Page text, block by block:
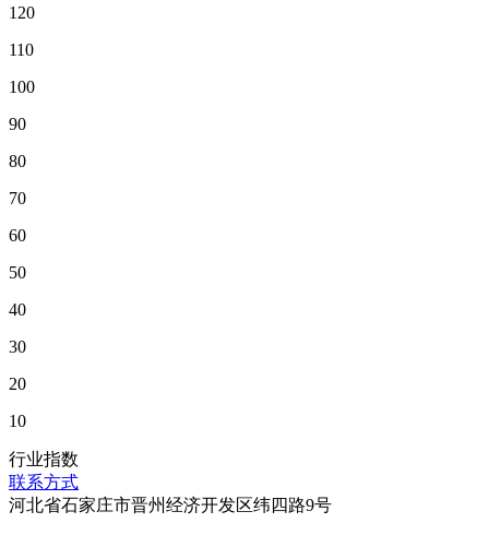
120
110
100
90
80
70
60
50
40
30
20
10
行业指数
联系方式
河北省石家庄市晋州经济开发区纬四路9号